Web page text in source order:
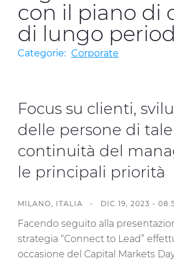
Investitori
Etica e Integrità
Innovazione
CABLE APP
con il piano di
di lungo
Categorie: Corporate
Focus su clienti,
delle persone di
continuità del
le principali priorità
MILANO, ITALIA - DIC 19, 2023 -
Facendo seguito alla
strategia “Connect to Lead”
occasione del Capital Markets